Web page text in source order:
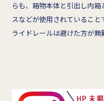
らも、箱物本体と引出し内
スなどが使用されているこ
ライドレールは避けた方が無